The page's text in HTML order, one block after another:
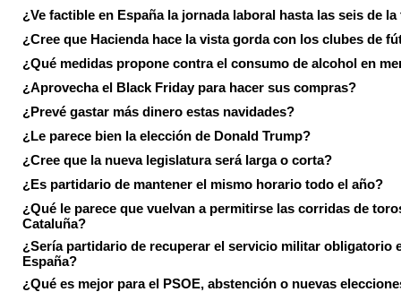
¿Ve factible en España la jornada laboral hasta las seis de la
¿Cree que Hacienda hace la vista gorda con los clubes de
¿Qué medidas propone contra el consumo de alcohol en
¿Aprovecha el Black Friday para hacer sus compras?
¿Prevé gastar más dinero estas navidades?
¿Le parece bien la elección de Donald Trump?
¿Cree que la nueva legislatura será larga o corta?
¿Es partidario de mantener el mismo horario todo el año?
¿Qué le parece que vuelvan a permitirse las corridas de
Cataluña?
¿Sería partidario de recuperar el servicio militar obligatorio
España?
¿Qué es mejor para el PSOE, abstención o nuevas